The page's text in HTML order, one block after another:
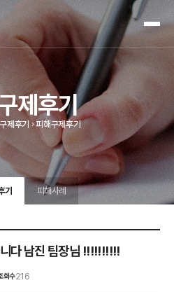
제후기
제후기 피해구제후기
기 피해사례
다 남진 팀장님 !!!!!!!!!!
회수216